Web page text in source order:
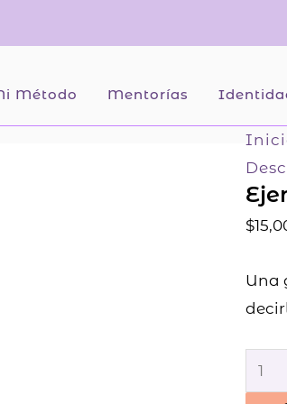
Método Mentorías
$
Una
para
tu